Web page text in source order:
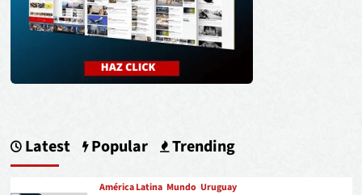
Latest Popular Trending
América Latina Mundo Uruguay